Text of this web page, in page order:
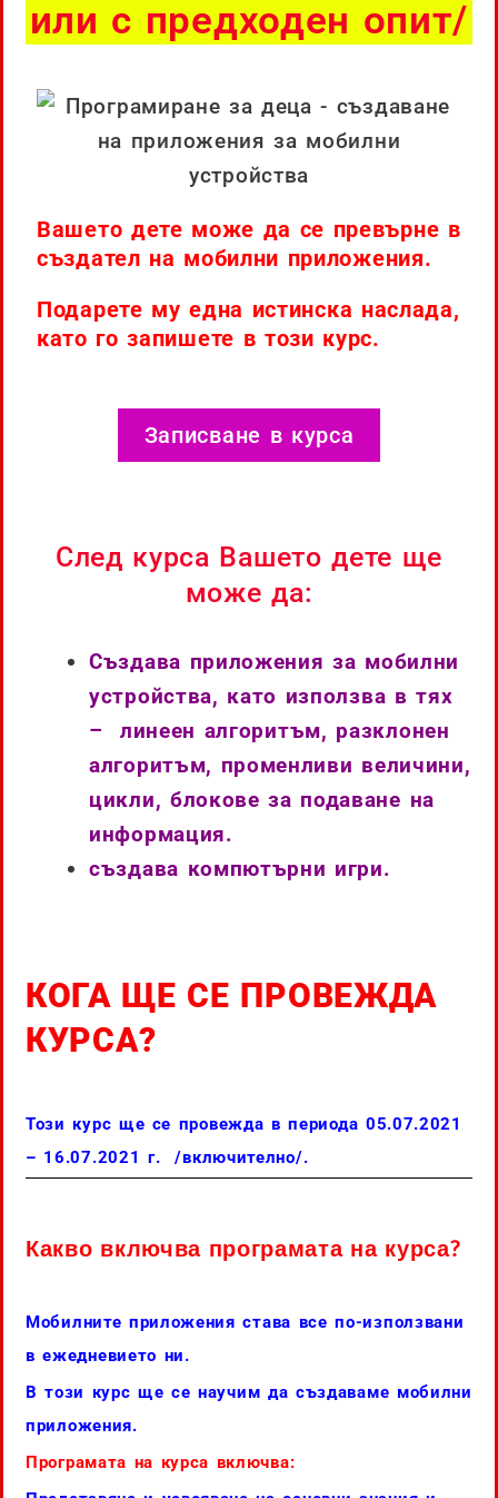
или с предходен опит/
Вашето дете може да се превърне в
създател на мобилни приложения.
Подарете му една истинска наслада,
като го запишете в този курс.
Записване в курса
След курса Вашето дете ще
може да:
Създава приложения за мобилни
устройства, като използва в тях
– линеен алгоритъм, разклонен
алгоритъм, променливи величини,
цикли, блокове за подаване на
информация.
създава компютърни игри.
КОГА ЩЕ СЕ ПРОВЕЖДА
КУРСА?
Този курс ще се провежда в периода 05.07.2021
– 16.07.2021 г. /включително/.
Какво включва програмата на курса?
Мобилните приложения става все по-използвани
в ежедневието ни.
В този курс ще се научим да създаваме мобилни
приложения.
Програмата на курса включва: